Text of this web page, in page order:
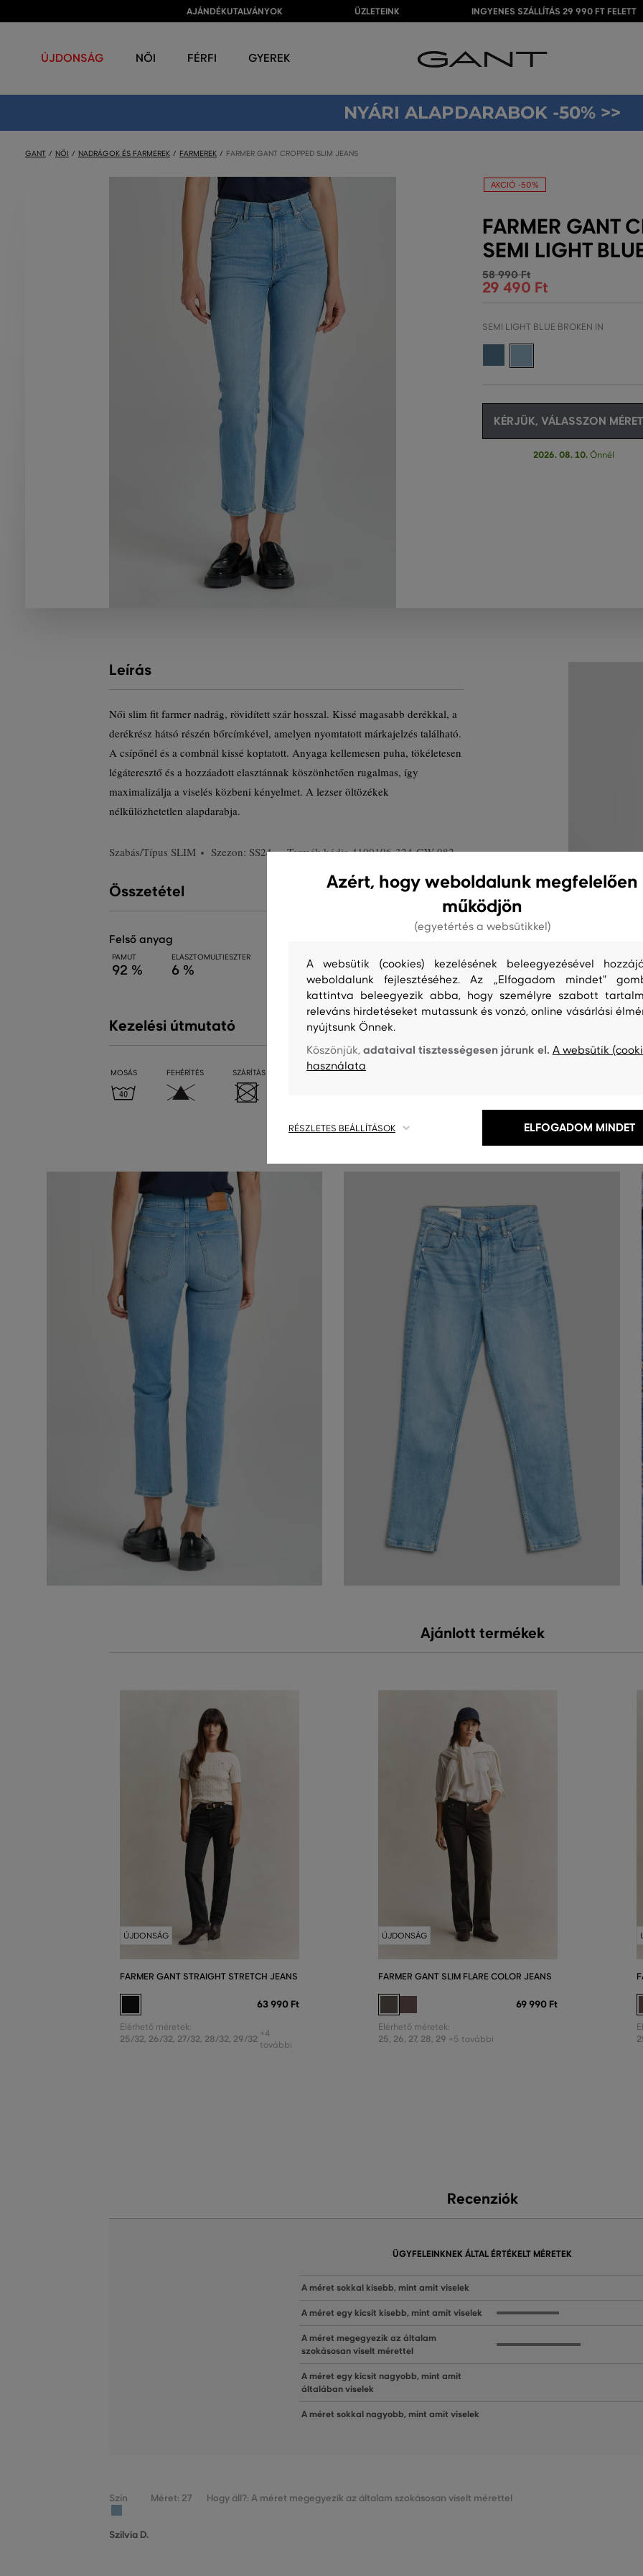
AJÁNDÉKUTALVÁNYOK ÜZLETEINK INGYENES SZÁLLÍTÁS 29 990 FT FELETT
ÚJDONSÁG NŐI FÉRFI GYEREK
NYÁRI ALAPDARABOK -50% >>
GANT NŐI NADRÁGOK ÉS FARMEREK FARMEREK FARMER GANT CROPPED SLIM JEANS
AKCIÓ -50%
FARMER GANT
SEMI LIGHT
58 990 Ft
29 490 Ft
SEMI LIGHT BLUE BROKEN IN
KÉRJÜK, VÁLASSZON
2026. 08. 10. Önnél
Leírás
Női slim fit farmer nadrág, rövidített szár hosszal. Kissé magasabb derékkal, a
derékrész hátsó részén bőrcímkével, amelyen nyomtatott márkajelzés található.
A csípőnél és a combnál kissé koptatott. Anyaga kellemesen puha, tökéletesen
légáteresztő és a hozzáadott elasztánnak köszönhetően rugalmas, így
maximalizálja a viselés közbeni kényelmet. A lezser öltözékek
nélkülözhetetlen alapdarabja.
Szabás/Típus SLIM Szezon: SS24 Termék kódja4100196-324-GW-982
Összetétel
felső anyag
PAMUT
92 %
ELASZTOMULTIESZTER
6 %
Kezelési útmutató
MOSÁS FEHÉRÍTÉS SZÁRÍTÁS VASALÁS TISZTÍTÁS
Ajánlott termékek
ÚJDONSÁG
FARMER GANT STRAIGHT STRETCH JEANS
63 990 Ft
Elérhető méretek:
25/32, 26/32, 27/32, 28/32, 29/32 +4
további
ÚJDONSÁG
FARMER GANT SLIM FLARE COLOR JEANS
69 990 Ft
Elérhető méretek:
25, 26, 27, 28, 29 +5 további
Recenziók
ÜGYFELEINKNEK ÁLTAL ÉRTÉKELT MÉRETEK
A méret sokkal kisebb, mint amit viselek
A méret egy kicsit kisebb, mint amit viselek
A méret megegyezik az általam
szokásosan viselt mérettel
A méret egy kicsit nagyobb, mint amit
általában viselek
A méret sokkal nagyobb, mint amit viselek
Szín Méret: 27 Hogy áll?: A méret megegyezik az általam szokásosan viselt mérettel
Szilvia D.
Azért, hogy weboldalunk megfelelően
működjön
(egyetértés a websütikkel)
A websütik (cookies) kezelésének beleegyezésével
weboldalunk fejlesztéséhez. Az „Elfogadom mindet"
kattintva beleegyezik abba, hogy személyre szabott
releváns hirdetéseket mutassunk és vonzó, online vásárlási
nyújtsunk Önnek.
Köszönjük,adataival tisztességesen járunk el. A websütik
használata
RÉSZLETES BEÁLLÍTÁSOK ELFOGADOM MINDET